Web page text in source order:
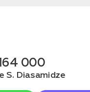
000
S. Diasamidze